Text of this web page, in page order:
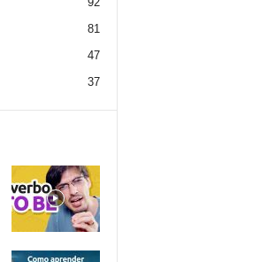
81
47
37